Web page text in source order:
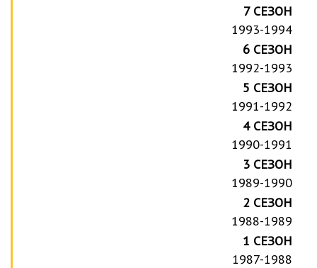
7 СЕЗОН
1993-1994
6 СЕЗОН
1992-1993
5 СЕЗОН
1991-1992
4 СЕЗОН
1990-1991
3 СЕЗОН
1989-1990
2 СЕЗОН
1988-1989
1 СЕЗОН
1987-1988